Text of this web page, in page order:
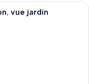
voir un pont en pierre avec
vue jardin